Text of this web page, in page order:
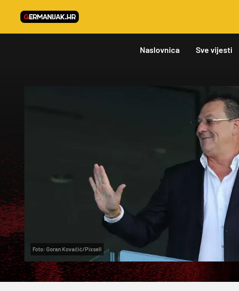
Naslovnica Sve vijesti
Foto: Goran Kovačić/Pixsell